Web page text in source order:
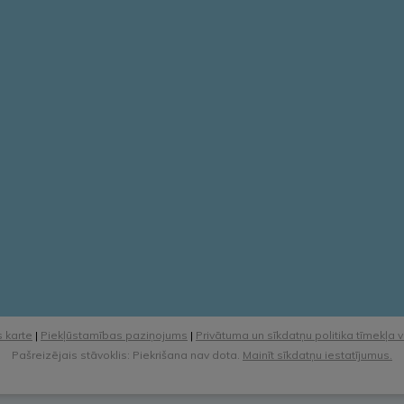
karte | Piekļūstamības paziņojums | Privātuma un sīkdatņu politika tīmekļa
Pašreizējais stāvoklis: Piekrišana nav dota. Mainīt sīkdatņu iestatījumus.